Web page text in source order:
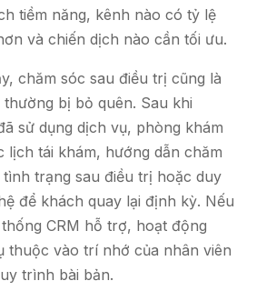
tiềm năng, kênh nào có tỷ lệ
và chiến dịch nào cần tối ưu.
chăm sóc sau điều trị cũng là
bị bỏ quên. Sau khi
sử dụng dịch vụ, phòng khám
lịch tái khám, hướng dẫn chăm
trạng sau điều trị hoặc duy
để khách quay lại định kỳ. Nếu
CRM hỗ trợ, hoạt động
thuộc vào trí nhớ của nhân viên
trình bài bản.